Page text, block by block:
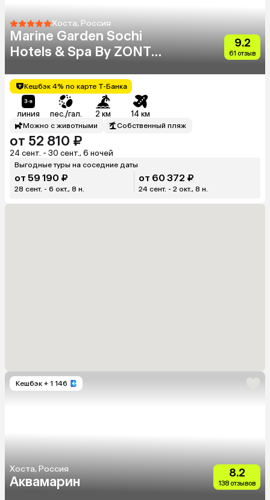
Хоста, Россия
Marine Garden Sochi
Hotels & Spa By ZONT
9.2
61 отзыв
Кешбэк 4% по карте Т-Банка
линия пес./гал. 2 км 14 км
Можно с животными Собственный пляж
от 52 810 ₽
24 сент. - 30 сент., 6 ночей
Выгодные туры на соседние даты
от 59 190 ₽
28 сент. - 6 окт., 8 н.
от 60 372 ₽
24 сент. - 2 окт., 8 н.
Кешбэк + 1 146
Хоста, Россия
Аквамарин
8.2
138 отзывов